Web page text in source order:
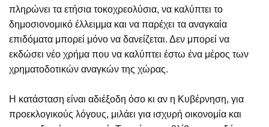
πληρώνει τα ετήσια τοκοχρεολύσια, να καλύπτει το
δημοσιονομικό έλλειμμα και να παρέχει τα αναγκαία
επιδόματα μπορεί μόνο να δανείζεται. Δεν μπορεί να
εκδώσει νέο χρήμα που να καλύπτει έστω ένα μέρος των
χρηματοδοτικών αναγκών της χώρας.
Η κατάσταση είναι αδιέξοδη όσο κι αν η Κυβέρνηση, για
προεκλογικούς λόγους, μιλάει για ισχυρή οικονομία και